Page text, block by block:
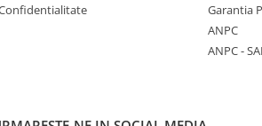
Garantia
ANPC
ANPC -